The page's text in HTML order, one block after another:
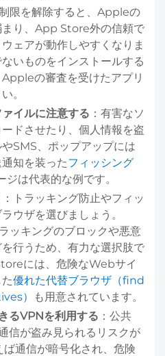
制限を解除すると、Appleの
まり、App Store外の信頼で
ェアが動作しやすくなりま
いものをインストールする
の審査を受けたアプリ
。
イルに注意する ：有害なソ
ドさせたり、個人情報を盗
SMS、ポップアップには
知を装ったフィッシング
ジは代表的な例です。
：トラッキング防止やフィッ
ウザを選びましょう。
ッキングのブロックや悪意
行うため、有力な選択肢で
には、危険なWebサイ
優れた代替ブラウザ（find
）
も用意されています。
るVPNを利用する ：公共
信が盗み見られるリスクが
通信が暗号化され、危険